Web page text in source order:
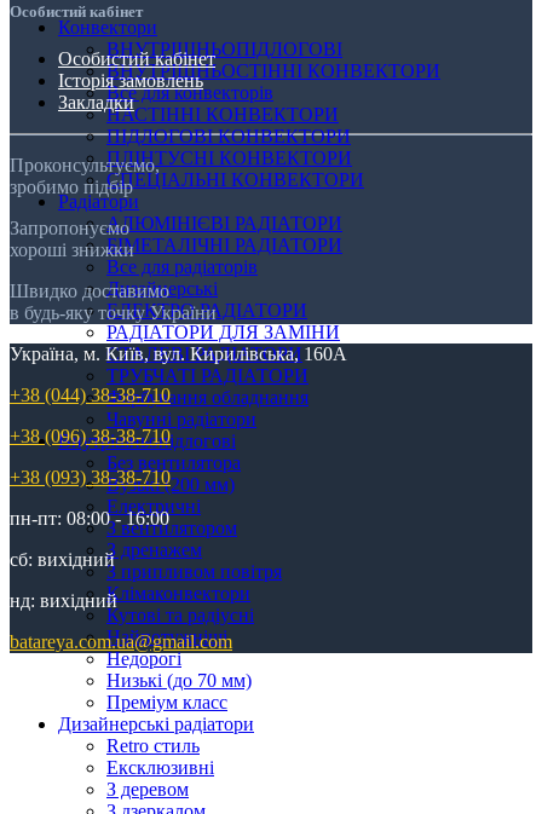
Конвектори
ВНУТРІШНЬОПІДЛОГОВІ
ВНУТРІШНЬОСТІННІ КОНВЕКТОРИ
Все для конвекторів
НАСТІННІ КОНВЕКТОРИ
ПІДЛОГОВІ КОНВЕКТОРИ
ПЛІНТУСНІ КОНВЕКТОРИ
СПЕЦІАЛЬНІ КОНВЕКТОРИ
Радіатори
АЛЮМІНІЄВІ РАДІАТОРИ
БІМЕТАЛІЧНІ РАДІАТОРИ
Все для радіаторів
Дизайнерські
ЕЛЕКТРО РАДІАТОРИ
РАДІАТОРИ ДЛЯ ЗАМІНИ
СТАЛЕВІ РАДІАТОРИ
ТРУБЧАТІ РАДІАТОРИ
Фарбування обладнання
Чавунні радіатори
Внутрішньопідлогові
Без вентилятора
Вузькі (200 мм)
Електричні
З вентилятором
З дренажем
З припливом повітря
Клімаконвектори
Кутові та радіусні
Найпотужніші
Недорогі
Низькі (до 70 мм)
Преміум класс
Дизайнерські радіатори
Retro стиль
Ексклюзивні
З деревом
Особистий кабінет
Особистий кабінет
Історія замовлень
Закладки
Проконсультуємо,
зробимо підбір
Запропонуємо
хороші знижки
Швидко доставимо
в будь-яку точку України
Україна, м. Київ, вул. Кирилівська, 160А
+38 (044) 38-38-710
+38 (096) 38-38-710
+38 (093) 38-38-710
пн-пт: 08:00 - 16:00
сб: вихідний
нд: вихідний
batareya.com.ua@gmail.com